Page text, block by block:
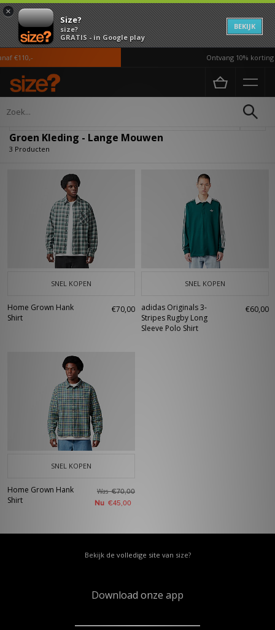
×
Size?
size?
GRATIS - in Google play
BEKIJK
€110,- Ontvang 10% korting
Home Heren
Groen Kleding - Lange Mouwen
3 Producten
SNEL KOPEN
Home Grown Hank
Shirt
€70,00
SNEL KOPEN
adidas Originals 3-
Stripes Rugby Long
Sleeve Polo Shirt
€60,00
SNEL KOPEN
Home Grown Hank
Shirt
Was€70,00
Nu €45,00
Bekijk de volledige site van size?
Download onze app